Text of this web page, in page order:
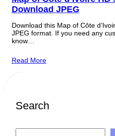
Download JPEG
Download this Map of Côte
JPEG format. If you need any
know…
Read More
Search
S